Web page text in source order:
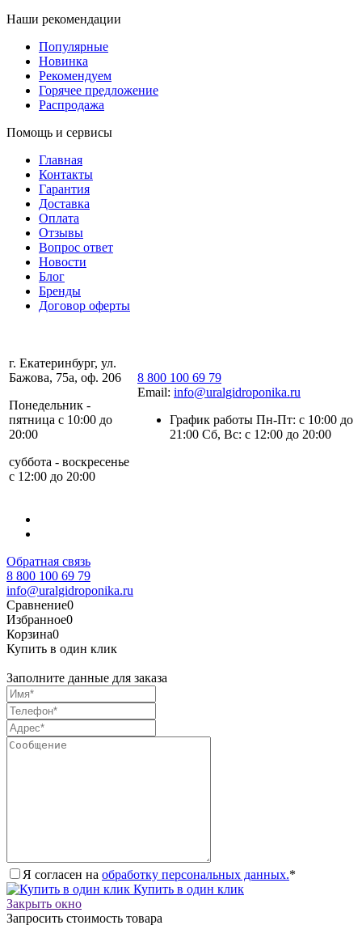
Наши рекомендации
Популярные
Новинка
Рекомендуем
Горячее предложение
Распродажа
Помощь и сервисы
Главная
Контакты
Гарантия
Доставка
Оплата
Отзывы
Вопрос ответ
Новости
Блог
Бренды
Договор оферты
г. Екатеринбург, ул.
Бажова, 75а, оф. 206
Понедельник -
пятница с 10:00 до
20:00
суббота - воскресенье
с 12:00 до 20:00
8 800 100 69 79
Email: info@uralgidroponika.ru
График работы Пн-Пт: с 10:00 до
21:00 Сб, Вс: с 12:00 до 20:00
Обратная связь
8 800 100 69 79
info@uralgidroponika.ru
Сравнение0
Избранное0
Корзина0
Купить в один клик
Заполните данные для заказа
Я согласен на обработку персональных данных.*
Купить в один клик
Закрыть окно
Запросить стоимость товара